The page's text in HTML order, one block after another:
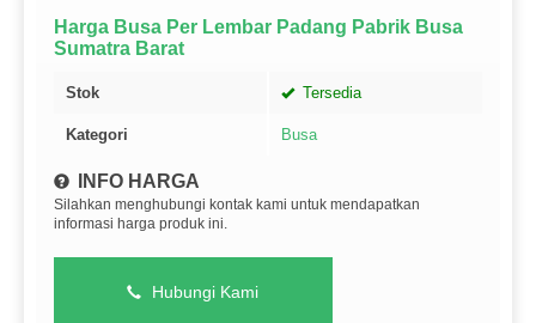
Harga Busa Per Lembar Padang Pabrik Busa
Sumatra Barat
Stok Tersedia
Kategori Busa
INFO HARGA
Silahkan menghubungi kontak kami untuk mendapatkan
informasi harga produk ini.
Hubungi Kami